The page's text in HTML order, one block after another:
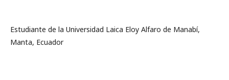
Estudiante de la Universidad Laica Eloy Alfaro de Manabí,
Manta, Ecuador